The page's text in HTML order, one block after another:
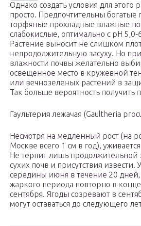
Однако создать условия для этого
просто. Предпочтительны богатые
торфяные прохладные влажные
слабокислые, оптимально с рН 5,0-
Растение выносит не слишком
непродолжительную засуху. Но
влажности почвы желательно
освещенное место в кружевной
или вечнозеленых растений в
Так больше вероятность получить
Гаультерия лежачая (Gaultheria
Несмотря на медленный рост (на
Москве всего 1 см в год),
Не терпит лишь продолжительной
сухих почв и присутствия извести.
середины июня в течение 20 дней,
жаркого периода повторно в конце
сентября. Ягоды созревают в
могут оставаться до следующего